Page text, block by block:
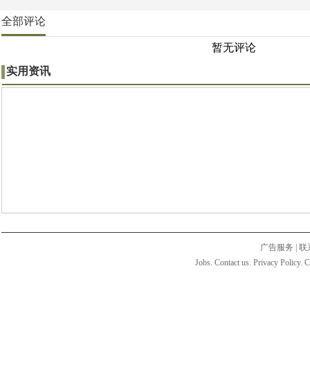
全部评论
暂无评论
实用资讯
广告服务
联
Jobs. Contact us. Privacy Policy.